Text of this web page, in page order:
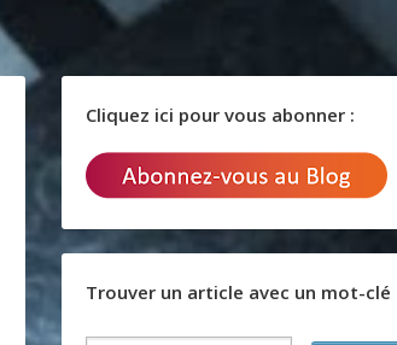
Cliquez ici pour vous abonner :
Trouver un article avec un mot-clé